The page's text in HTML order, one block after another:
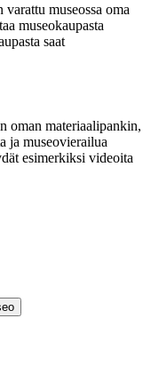
museossa oma
museokaupasta
saat
oman materiaalipankin,
ja museovierailua
esimerkiksi videoita